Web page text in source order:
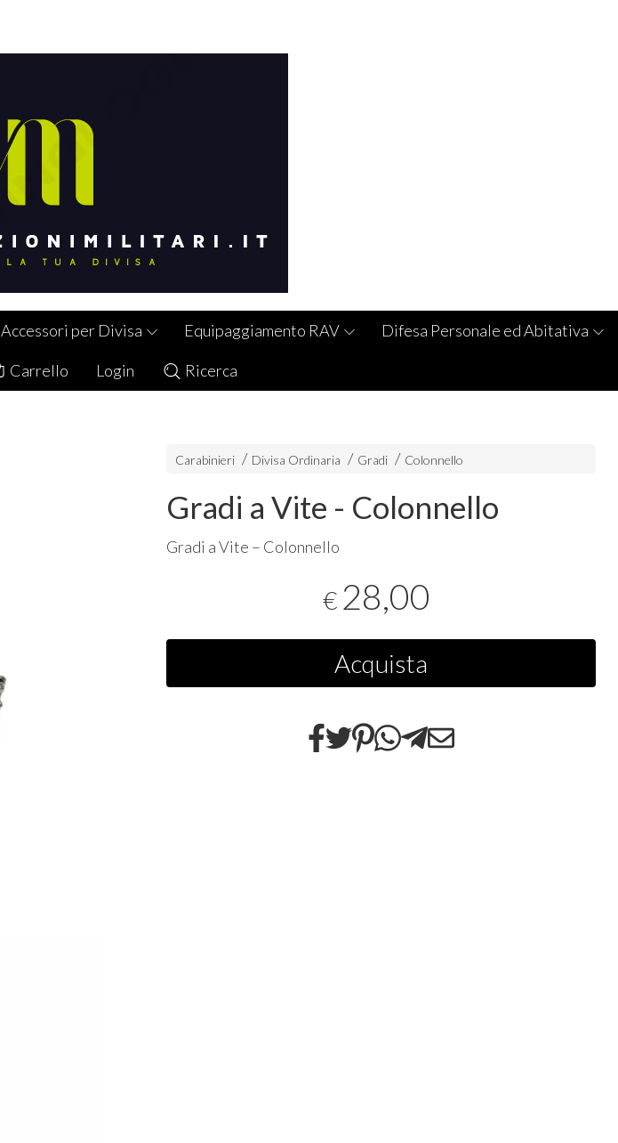
Accessori per Divisa Equipaggiamento RAV Difesa Personale ed Abitativa
Carrello Login Ricerca
Carabinieri Divisa Ordinaria Gradi Colonnello
Gradi a Vite - Colonnello
Gradi a Vite – Colonnello
€ 28,00
Acquista